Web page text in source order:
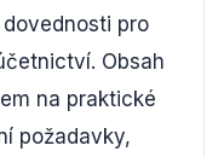
pro
Obsah
na praktické
požadavky,